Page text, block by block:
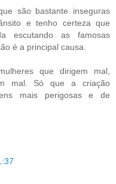
são bastante inseguras
e tenho certeza que
escutando as famosas
é a principal causa.
que dirigem mal,
mal. Só que a criação
mais perigosas e de